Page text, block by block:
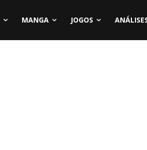
MANGA JOGOS